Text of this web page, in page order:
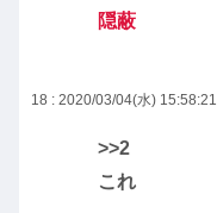
隠蔽
18 : 2020/03/04(水)
>>2
これ